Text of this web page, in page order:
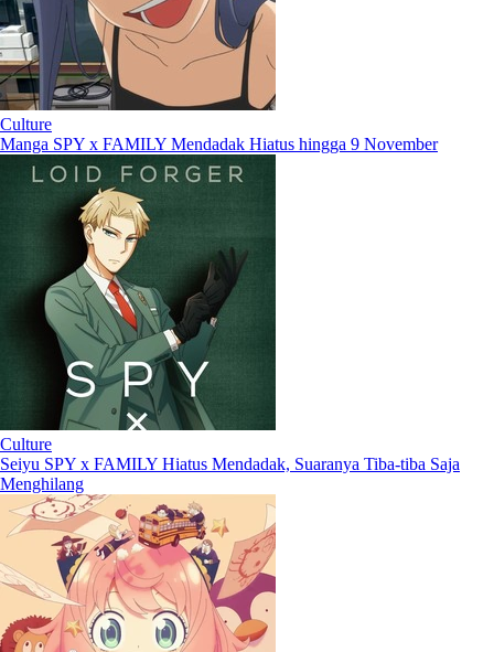
Culture
Manga SPY x FAMILY Mendadak Hiatus hingga 9 November
Culture
Seiyu SPY x FAMILY Hiatus Mendadak, Suaranya Tiba-tiba Saja
Menghilang